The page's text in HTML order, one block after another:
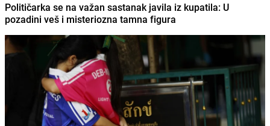
Političarka se na važan sastanak javila iz kupatila: U
pozadini veš i misteriozna tamna figura